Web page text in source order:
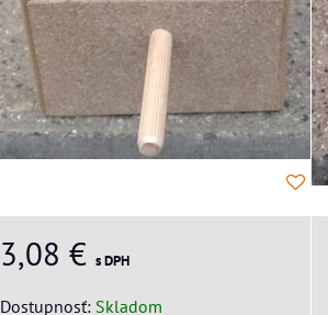
3,08 € s DPH
Dostupnosť: Skladom